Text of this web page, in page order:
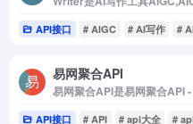
API接口 # AIGC # AI写作 #
易网聚合API
易网聚合API是易网聚合API
API接口 # API # api大全 #